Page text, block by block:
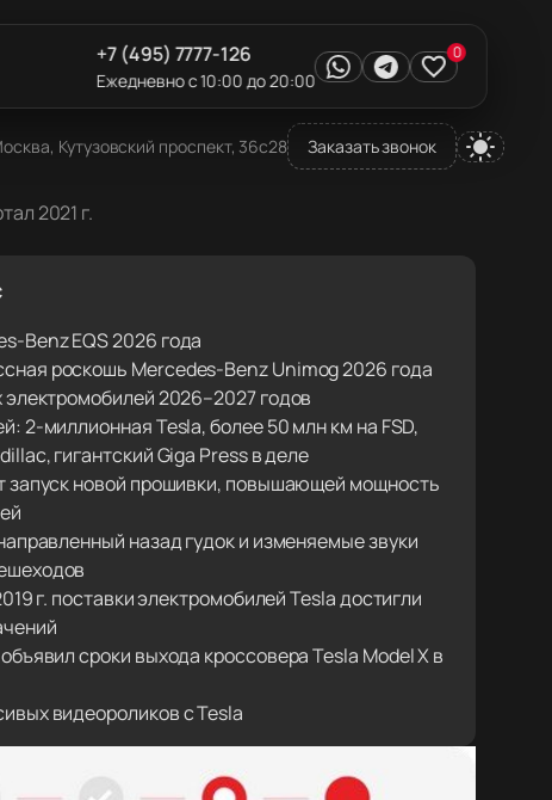
Кутузовский проспект, 36с28 Заказать звонок
+7 (495) 7777-126
Ежедневно с 10:00 до 20:00
0
2021 г.
Benz EQS 2026 года
роскошь Mercedes-Benz Unimog 2026 года
электромобилей 2026–2027 годов
2-миллионная Tesla, более 50 млн км на FSD,
гигантский Giga Press в деле
запуск новой прошивки, повышающей мощность
назад гудок и изменяемые звуки
г. поставки электромобилей Tesla достигли
сроки выхода кроссовера Tesla Model X в
видеороликов с Tesla